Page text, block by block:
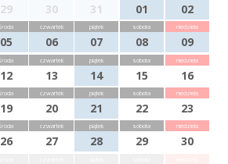
29 30 31 01 02
05
czwartek
06
piątek
07
sobota
08
niedziela
09
12
czwartek
13
piątek
14
sobota
15
niedziela
16
19
czwartek
20
piątek
21
sobota
22
niedziela
23
26
czwartek
27
piątek
28
sobota
29
niedziela
30